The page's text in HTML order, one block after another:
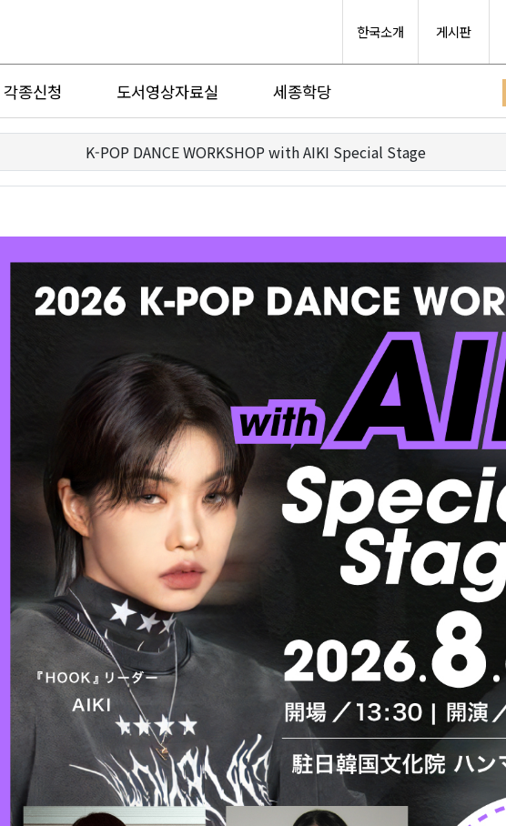
한국소개 게시판
각종신청 도서영상자료실 세종학당
K-POP DANCE WORKSHOP with AIKI Special Stage